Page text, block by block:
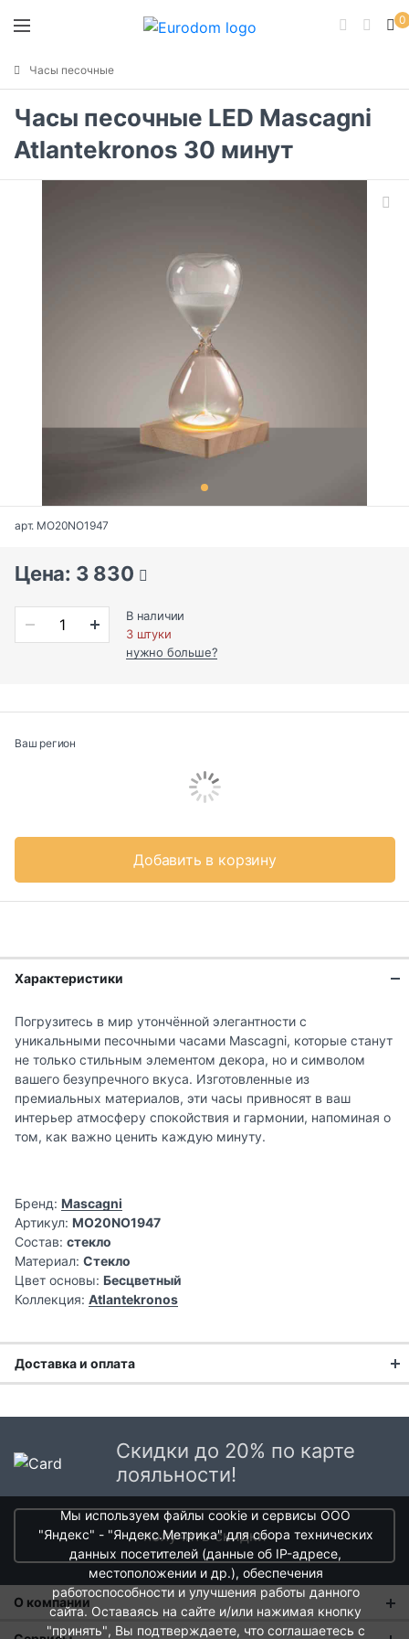
0
Часы песочные
Часы песочные LED Mascagni
Atlantekronos 30 минут
арт. MO20NO1947
Цена: 3 830
В наличии
3 штуки
нужно больше?
Ваш регион
Добавить в корзину
Характеристики
Погрузитесь в мир утончённой элегантности с
уникальными песочными часами Mascagni, которые станут
не только стильным элементом декора, но и символом
вашего безупречного вкуса. Изготовленные из
премиальных материалов, эти часы привносят в ваш
интерьер атмосферу спокойствия и гармонии, напоминая о
том, как важно ценить каждую минуту.
Бренд: Mascagni
Артикул: MO20NO1947
Состав: стекло
Материал: Стекло
Цвет основы: Бесцветный
Коллекция: Atlantekronos
Доставка и оплата
Доставка в Москве и области
В Москве и Московской области доставка курьером до
Стоимость доставки в Москве в пределах МКАД399 руб.
в Московской Области и Москве за МКАД599 руб.
Интервал доставки по Московской области - с 10 до 22
При заказе в пункт выдачи СДЭК доставка по Москве
рассчитывается согласно тарифу СДЭК. Доставка в пункт
Скидки до 20% по карте
лояльности!
получить скидки
О компании
О нас
Мы используем файлы cookie и сервисы ООО
"Яндекс" - "Яндекс.Метрика" для сбора технических
данных посетителей (данные об IP-адресе,
местоположении и др.), обеспечения
работоспособности и улучшения работы данного
сайта. Оставаясь на сайте и/или нажимая кнопку
"принять", Вы подтверждаете, что соглашаетесь с